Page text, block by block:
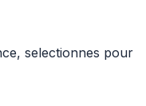
selectionnes pour